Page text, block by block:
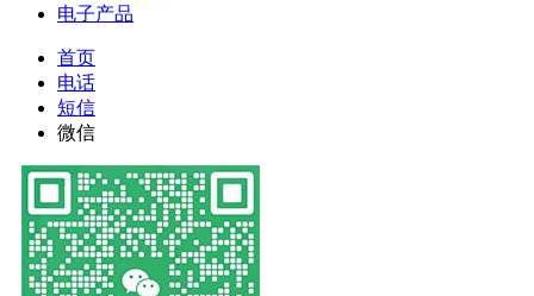
电子产品
首页
电话
短信
微信